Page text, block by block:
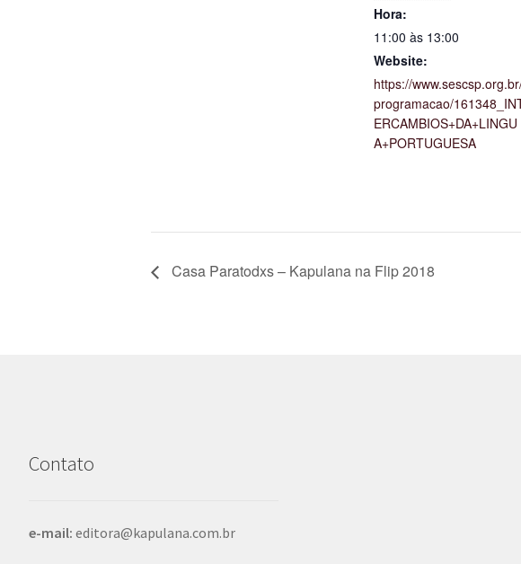
Hora:
11:00 às 13:00
Website:
https://
programacao/
ERCAMBIOS+DA+LINGU
A+PORTUGUESA
Casa Paratodxs – Kapulana na Flip 2018
Contato
e-mail: editora@kapulana.com.br